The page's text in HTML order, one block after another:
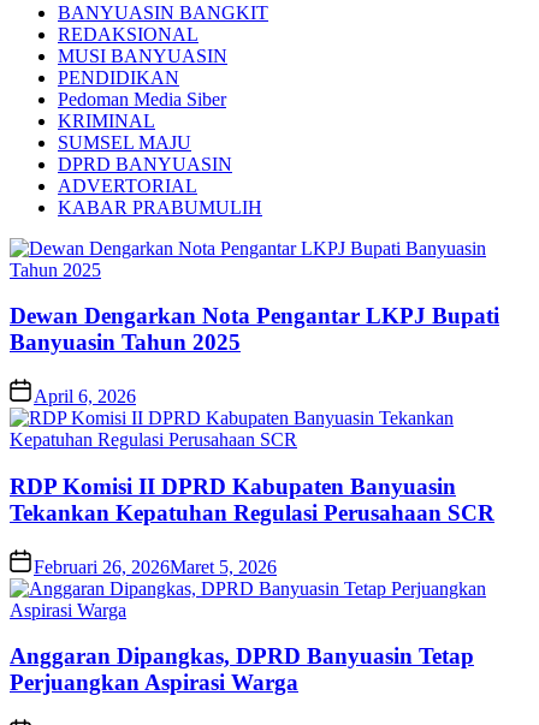
BANYUASIN BANGKIT
REDAKSIONAL
MUSI BANYUASIN
PENDIDIKAN
Pedoman Media Siber
KRIMINAL
SUMSEL MAJU
DPRD BANYUASIN
ADVERTORIAL
KABAR PRABUMULIH
Dewan Dengarkan Nota Pengantar LKPJ Bupati
Banyuasin Tahun 2025
April 6, 2026
RDP Komisi II DPRD Kabupaten Banyuasin
Tekankan Kepatuhan Regulasi Perusahaan SCR
Februari 26, 2026Maret 5, 2026
Anggaran Dipangkas, DPRD Banyuasin Tetap
Perjuangkan Aspirasi Warga